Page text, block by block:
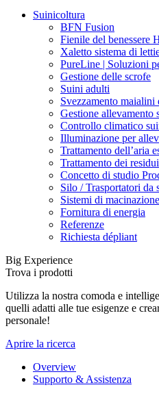
Suinicoltura
BFN Fusion
Fienile del benessere
Xaletto sistema di
PureLine | Soluzioni
Gestione delle scrofe
Suini adulti
Svezzamento maialini
Gestione allevamento
Controllo climatico
Illuminazione per
Trattamento dell’aria
Trattamento dei residui
Concetto di studio
Silo / Trasportatori da
Sistemi di
Fornitura di energia
Referenze
Richiesta dépliant
Big Experience
Trova i prodotti
Utilizza la nostra comoda e
quelli adatti alle tue esigenze e
personale!
Aprire la ricerca
Overview
Supporto & Assistenza